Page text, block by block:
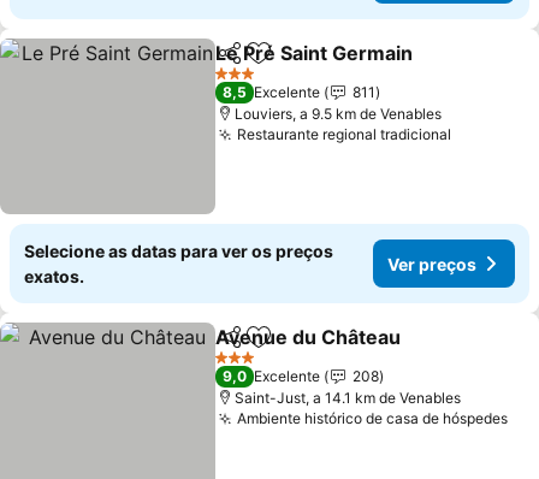
PartilharAdicionar aos favoritos
Le Pré Saint Germain
3 Estrelas
8,5 Excelente
811
Louviers, a 9.5 km de Venables
Restaurante regional tradicional
Selecione as datas para ver os preços
exatos.
Ver preços
PartilharAdicionar aos favoritos
Avenue du Château
3 Estrelas
9,0 Excelente
208
Saint-Just, a 14.1 km de Venables
Ambiente histórico de casa de hóspedes